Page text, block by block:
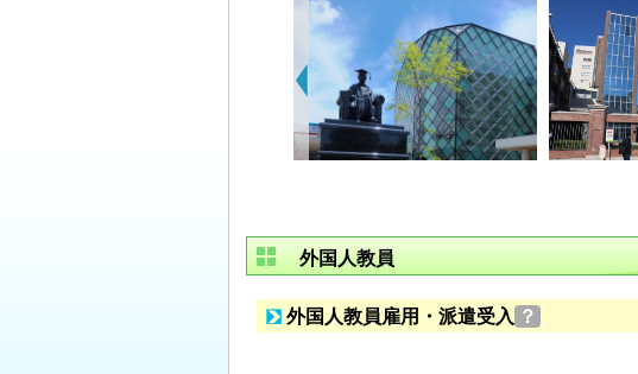
外国人教員
外国人教員雇用・派遣受入 ？